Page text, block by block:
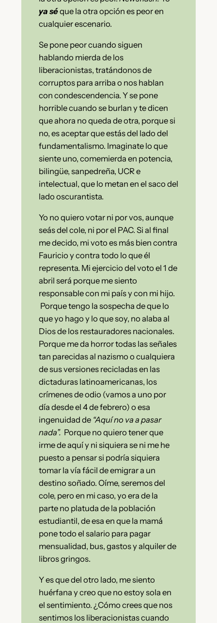
ya séque la otra opción es peor en
cualquier escenario.
Se pone peor cuando siguen
hablando mierda de los
liberacionistas, tratándonos de
corruptos para arriba o nos hablan
con condescendencia. Y se pone
horrible cuando se burlan y te dicen
que ahora no queda de otra, porque si
no, es aceptar que estás del lado del
fundamentalismo. Imaginate lo que
siente uno, comemierda en potencia,
bilingüe, sanpedreña, UCR e
intelectual, que lo metan en el saco del
lado oscurantista.
Yo no quiero votar ni por vos, aunque
seás del cole, ni por el PAC. Si al final
me decido, mi voto es más bien contra
Fauricio y contra todo lo que él
representa. Mi ejercicio del voto el 1 de
abril será porque me siento
responsable con mi país y con mi hijo.
Porque tengo la sospecha de que lo
que yo hago y lo que soy, no alaba al
Dios de los restauradores nacionales.
Porque me da horror todas las señales
tan parecidas al nazismo o cualquiera
de sus versiones recicladas en las
dictaduras latinoamericanas, los
crímenes de odio (vamos a uno por
día desde el 4 de febrero) o esa
ingenuidad de “Aquí no va a pasar
nada”. Porque no quiero tener que
irme de aquí y ni siquiera se ni me he
puesto a pensar si podría siquiera
tomar la vía fácil de emigrar a un
destino soñado. Oíme, seremos del
cole, pero en mi caso, yo era de la
parte no platuda de la población
estudiantil, de esa en que la mamá
pone todo el salario para pagar
mensualidad, bus, gastos y alquiler de
libros gringos.
Y es que del otro lado, me siento
huérfana y creo que no estoy sola en
el sentimiento. ¿Cómo crees que nos
sentimos los liberacionistas cuando